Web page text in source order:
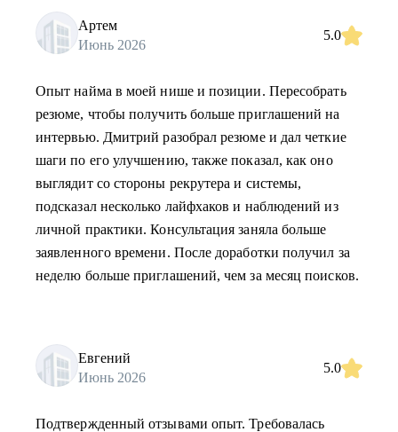
Артем
Июнь 2026
5.0
Опыт найма в моей нише и позиции. Пересобрать
резюме, чтобы получить больше приглашений на
интервью. Дмитрий разобрал резюме и дал четкие
шаги по его улучшению, также показал, как оно
выглядит со стороны рекрутера и системы,
подсказал несколько лайфхаков и наблюдений из
личной практики. Консультация заняла больше
заявленного времени. После доработки получил за
неделю больше приглашений, чем за месяц поисков.
Евгений
Июнь 2026
5.0
Подтвержденный отзывами опыт. Требовалась